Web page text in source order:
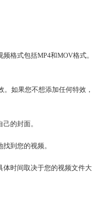
格式包括MP4和MOV格式。
如果您不想添加任何特效，
的封面。
到您的视频。
体时间取决于您的视频文件大